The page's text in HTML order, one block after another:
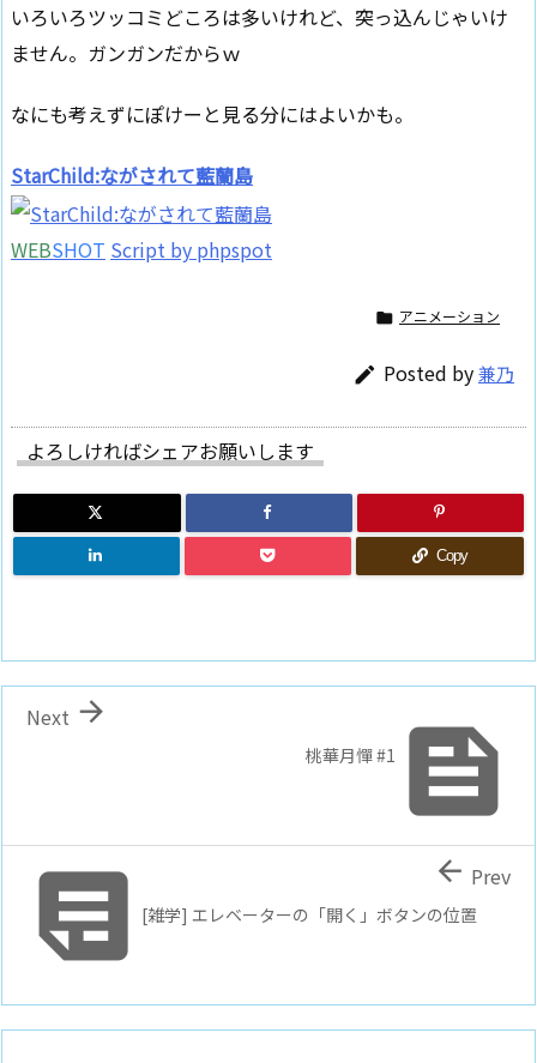
いろいろツッコミどころは多いけれど、突っ込んじゃいけ
ません。ガンガンだからｗ
なにも考えずにぽけーと見る分にはよいかも。
StarChild:ながされて藍蘭島
WEBSHOT Script by phpspot
 アニメーション
 Posted by兼乃
よろしければシェアお願いします
Copy

桃華月憚 #1

Next
[雑学] エレベーターの「開く」ボタンの位置
 Prev